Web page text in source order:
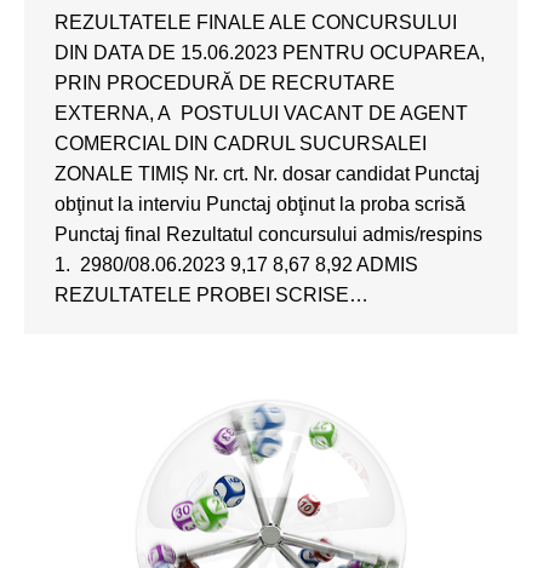
REZULTATELE FINALE ALE CONCURSULUI
DIN DATA DE 15.06.2023 PENTRU OCUPAREA,
PRIN PROCEDURĂ DE RECRUTARE
EXTERNA, A POSTULUI VACANT DE AGENT
COMERCIAL DIN CADRUL SUCURSALEI
ZONALE TIMIȘ Nr. crt. Nr. dosar candidat Punctaj
obţinut la interviu Punctaj obţinut la proba scrisă
Punctaj final Rezultatul concursului admis/respins
1. 2980/08.06.2023 9,17 8,67 8,92 ADMIS
REZULTATELE PROBEI SCRISE…